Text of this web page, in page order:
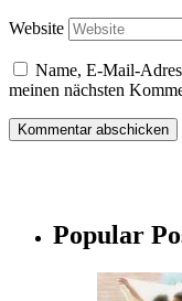
Website
Name, E-Mail-
meinen nächsten
Popular